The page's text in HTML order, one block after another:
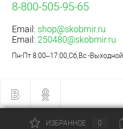
8-800-505-95-65
Email: shop@skobmir.ru
Email: 250480@skobmir.ru
Пн-Пт 8:00–17:00,Сб,Вс -Выходной
ИЗБРАННОЕ 0